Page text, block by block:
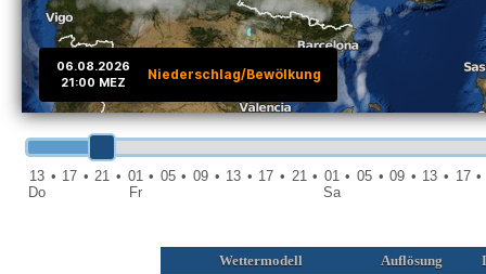
06.08.2026
21:00 MEZ
Niederschlag/Bewölkung
13
Do
• 17 • 21 • 01
Fr
• 05 • 09 • 13 • 17 • 21 • 01
Sa
• 05 • 09 • 13 • 17 •
Wettermodell Auflösung